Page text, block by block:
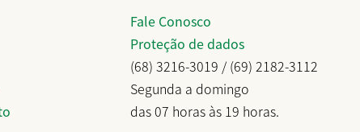
Fale Conosco
Proteção de dados
(68) 3216-3019 / (69) 2182-3112
Segunda a domingo
das 07 horas às 19 horas.